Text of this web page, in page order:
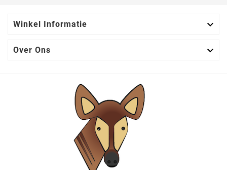
Winkel Informatie 
Over Ons 